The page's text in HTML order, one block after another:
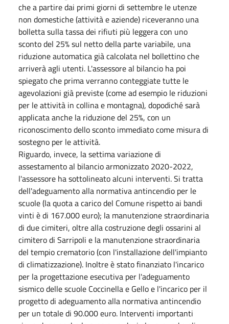
che a partire dai primi giorni di settembre le utenze
non domestiche (attività e aziende) riceveranno una
bolletta sulla tassa dei rifiuti più leggera con uno
sconto del 25% sul netto della parte variabile, una
riduzione automatica già calcolata nel bollettino che
arriverà agli utenti. L'assessore al bilancio ha poi
spiegato che prima verranno conteggiate tutte le
agevolazioni già previste (come ad esempio le riduzioni
per le attività in collina e montagna), dopodiché sarà
applicata anche la riduzione del 25%, con un
riconoscimento dello sconto immediato come misura di
sostegno per le attività.
Riguardo, invece, la settima variazione di
assestamento al bilancio armonizzato 2020-2022,
l'assessore ha sottolineato alcuni interventi. Si tratta
dell'adeguamento alla normativa antincendio per le
scuole (la quota a carico del Comune rispetto ai bandi
vinti è di 167.000 euro); la manutenzione straordinaria
di due cimiteri, oltre alla costruzione degli ossarini al
cimitero di Sarripoli e la manutenzione straordinaria
del tempio crematorio (con l'installazione dell'impianto
di climatizzazione). Inoltre è stato finanziato l'incarico
per la progettazione esecutiva per l'adeguamento
sismico delle scuole Coccinella e Gello e l'incarico per il
progetto di adeguamento alla normativa antincendio
per un totale di 90.000 euro. Interventi importanti